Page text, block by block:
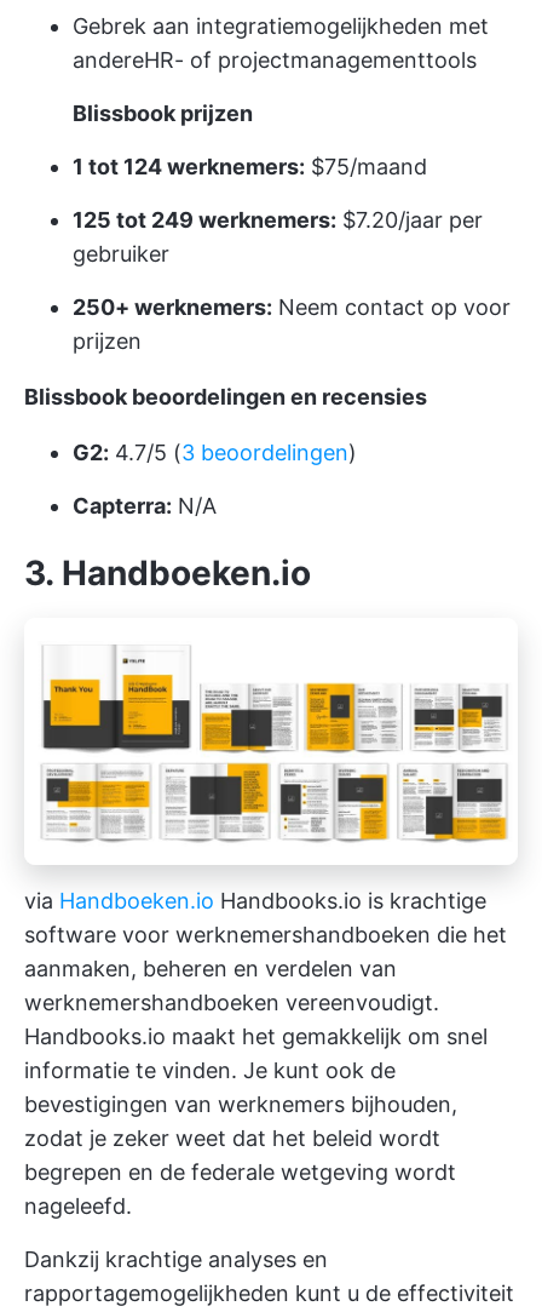
Gebrek aan integratiemogelijkheden met
andereHR- of projectmanagementtools
Blissbook prijzen
1 tot 124 werknemers: $75/maand
125 tot 249 werknemers: $7.20/jaar per
gebruiker
250+ werknemers: Neem contact op voor
prijzen
Blissbook beoordelingen en recensies
G2: 4.7/5 (3 beoordelingen)
Capterra: N/A
3. Handboeken.io
via Handboeken.io Handbooks.io is krachtige
software voor werknemershandboeken die het
aanmaken, beheren en verdelen van
werknemershandboeken vereenvoudigt.
Handbooks.io maakt het gemakkelijk om snel
informatie te vinden. Je kunt ook de
bevestigingen van werknemers bijhouden,
zodat je zeker weet dat het beleid wordt
begrepen en de federale wetgeving wordt
nageleefd.
Dankzij krachtige analyses en
rapportagemogelijkheden kunt u de effectiviteit